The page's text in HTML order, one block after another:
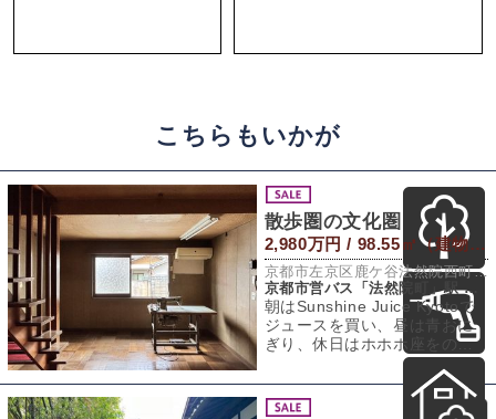
こちらもいかが
散歩圏の文化圏
2,980万円 / 98.55㎡（建物） 86.31㎡（敷地）
京都市左京区鹿ケ谷法然院西町66-1
京都市営バス「法然院町」駅 徒歩3分
朝はSunshine Juice Kyotoで
ジュースを買い、昼は青おに
ぎり、休日はホホホ座をのぞ
く。哲学の道までは徒歩